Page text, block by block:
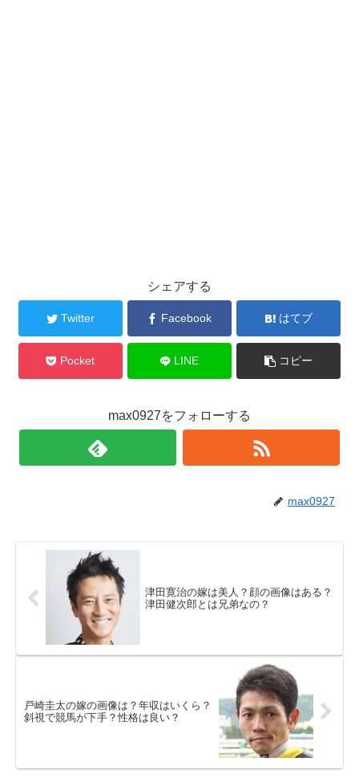
シェアする
Twitter Facebook はてブ
Pocket LINE コピー
max0927をフォローする
max0927
津田寛治の嫁は美人？顔の画像はある？
津田健次郎とは兄弟なの？
戸崎圭太の嫁の画像は？年収はいくら？
斜視で競馬が下手？性格は良い？